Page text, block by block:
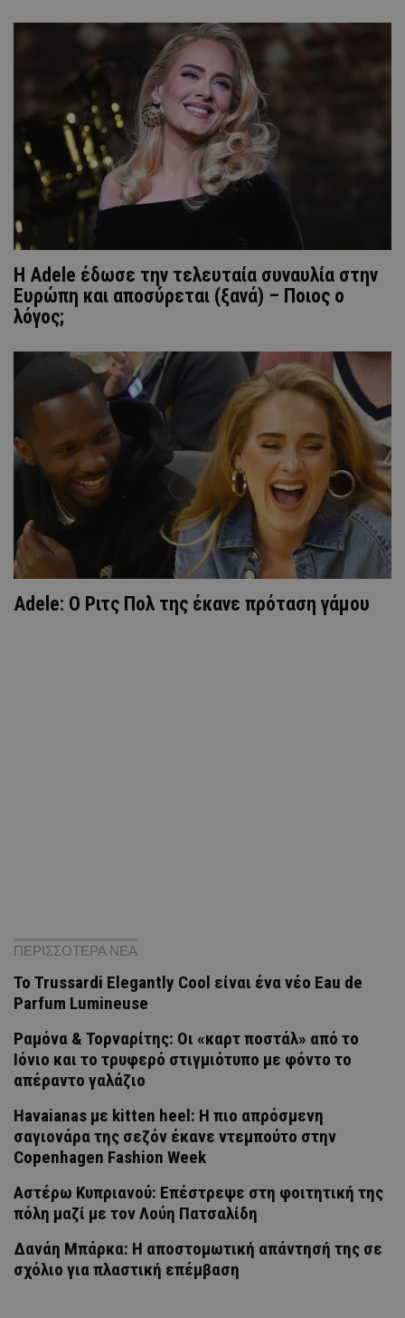
Η Adele έδωσε την τελευταία συναυλία στην
Ευρώπη και αποσύρεται (ξανά) – Ποιος ο
λόγος;
Adele: Ο Ριτς Πολ της έκανε πρόταση γάμου
ΠΕΡΙΣΣΟΤΕΡΑ ΝΕΑ
Το Trussardi Elegantly Cool είναι ένα νέο Eau de
Parfum Lumineuse
Ραμόνα & Τορναρίτης: Οι «καρτ ποστάλ» από το
Ιόνιο και το τρυφερό στιγμιότυπο με φόντο το
απέραντο γαλάζιο
Havaianas με kitten heel: Η πιο απρόσμενη
σαγιονάρα της σεζόν έκανε ντεμπούτο στην
Copenhagen Fashion Week
Αστέρω Κυπριανού: Επέστρεψε στη φοιτητική της
πόλη μαζί με τον Λούη Πατσαλίδη
Δανάη Μπάρκα: Η αποστομωτική απάντησή της σε
σχόλιο για πλαστική επέμβαση